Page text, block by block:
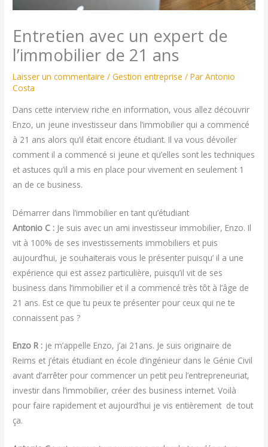
Entretien avec un expert de
l’immobilier de 21 ans
Laisser un commentaire /Gestion entreprise / ParAntonio
Costa
Dans cette interview riche en information, vous allez découvrir
Enzo, un jeune investisseur dans l’immobilier qui a commencé
à 21 ans alors qu’il était encore étudiant. Il va vous dévoiler
comment il a commencé si jeune et qu’elles sont les techniques
et astuces qu’il a mis en place pour vivement en seulement 1
an de ce business.
Démarrer dans l’immobilier en tant qu’étudiant
Antonio C : Je suis avec un ami investisseur immobilier, Enzo. Il
vit à 100% de ses investissements immobiliers et puis
aujourd’hui, je souhaiterais vous le présenter puisqu’ il a une
expérience qui est assez particulière, puisqu’il vit de ses
business dans l’immobilier et il a commencé très tôt à l’âge de
21 ans. Est ce que tu peux te présenter pour ceux qui ne te
connaissent pas ?
Enzo R : je m’appelle Enzo, j’ai 21ans. Je suis originaire de
Reims et j’étais étudiant en école d’ingénieur dans le Génie Civil
avant d’arrêter pour commencer un petit peu l’entrepreneuriat,
investir dans l’immobilier, créer des business internet. Voilà
pour faire rapidement et aujourd’hui je vis entièrement de tout
ça.